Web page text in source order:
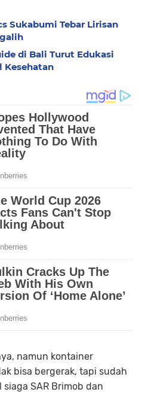
Sukabumi Tebar Lirisan
di Bali Turut Edukasi
Kesehatan
namun kontainer
bisa bergerak, tapi sudah
SAR Brimob dan